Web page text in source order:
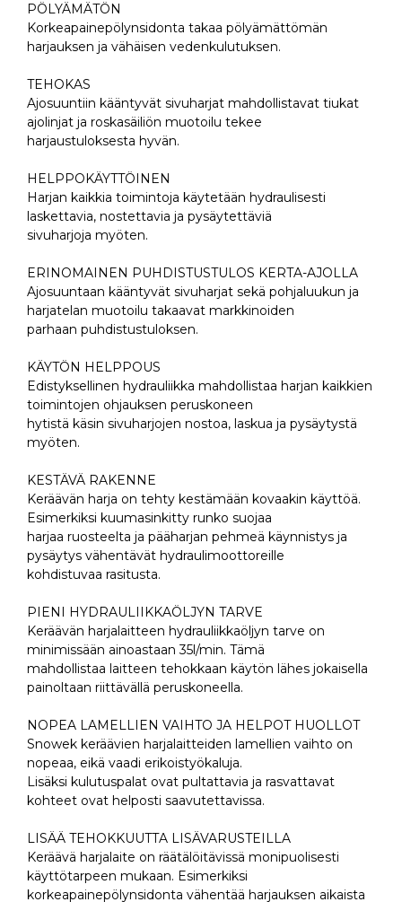
PÖLYÄMÄTÖN
Korkeapainepölynsidonta takaa pölyämättömän
harjauksen ja vähäisen vedenkulutuksen.
TEHOKAS
Ajosuuntiin kääntyvät sivuharjat mahdollistavat tiukat
ajolinjat ja roskasäiliön muotoilu tekee
harjaustuloksesta hyvän.
HELPPOKÄYTTÖINEN
Harjan kaikkia toimintoja käytetään hydraulisesti
laskettavia, nostettavia ja pysäytettäviä
sivuharjoja myöten.
ERINOMAINEN PUHDISTUSTULOS KERTA-AJOLLA
Ajosuuntaan kääntyvät sivuharjat sekä pohjaluukun ja
harjatelan muotoilu takaavat markkinoiden
parhaan puhdistustuloksen.
KÄYTÖN HELPPOUS
Edistyksellinen hydrauliikka mahdollistaa harjan kaikkien
toimintojen ohjauksen peruskoneen
hytistä käsin sivuharjojen nostoa, laskua ja pysäytystä
myöten.
KESTÄVÄ RAKENNE
Keräävän harja on tehty kestämään kovaakin käyttöä.
Esimerkiksi kuumasinkitty runko suojaa
harjaa ruosteelta ja pääharjan pehmeä käynnistys ja
pysäytys vähentävät hydraulimoottoreille
kohdistuvaa rasitusta.
PIENI HYDRAULIIKKAÖLJYN TARVE
Keräävän harjalaitteen hydrauliikkaöljyn tarve on
minimissään ainoastaan 35l/min. Tämä
mahdollistaa laitteen tehokkaan käytön lähes jokaisella
painoltaan riittävällä peruskoneella.
NOPEA LAMELLIEN VAIHTO JA HELPOT HUOLLOT
Snowek keräävien harjalaitteiden lamellien vaihto on
nopeaa, eikä vaadi erikoistyökaluja.
Lisäksi kulutuspalat ovat pultattavia ja rasvattavat
kohteet ovat helposti saavutettavissa.
LISÄÄ TEHOKKUUTTA LISÄVARUSTEILLA
Keräävä harjalaite on räätälöitävissä monipuolisesti
käyttötarpeen mukaan. Esimerkiksi
korkeapainepölynsidonta vähentää harjauksen aikaista